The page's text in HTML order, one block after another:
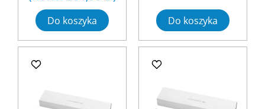
Do koszyka Do koszyka